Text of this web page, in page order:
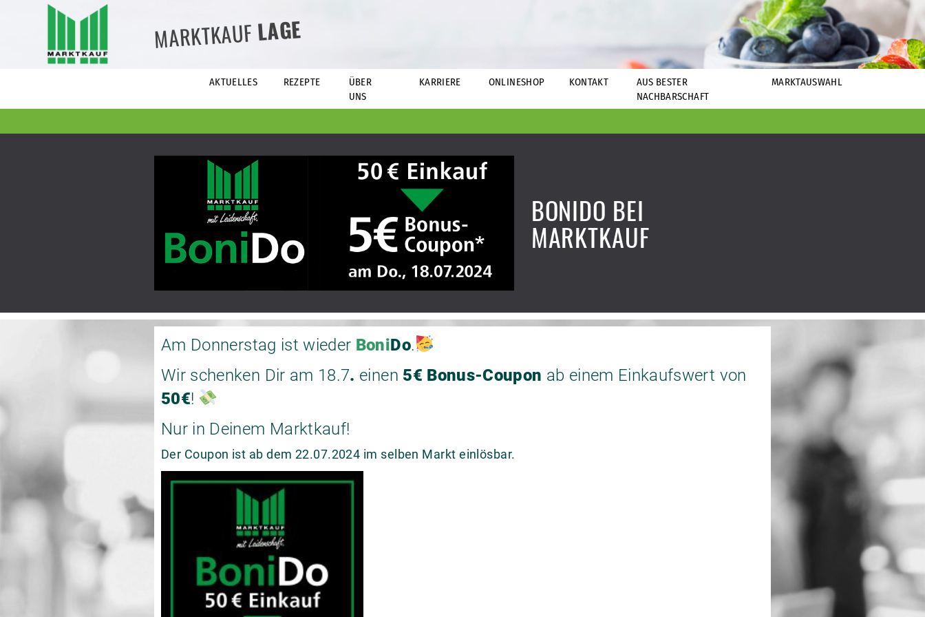
MARKTKAUFLAGE
AKTUELLES REZEPTE
ÜBER
UNS
KARRIERE ONLINESHOP KONTAKT
AUS BESTER
NACHBARSCHAFT
MARKTAUSWAHL
BONIDO BEI
MARKTKAUF
Am Donnerstag ist wieder BoniDo.
Wir schenken Dir am 18.7. einen 5€ Bonus-Coupon ab einem Einkaufswert von
50€!
Nur in Deinem Marktkauf!
Der Coupon ist ab dem 22.07.2024 im selben Markt einlösbar.